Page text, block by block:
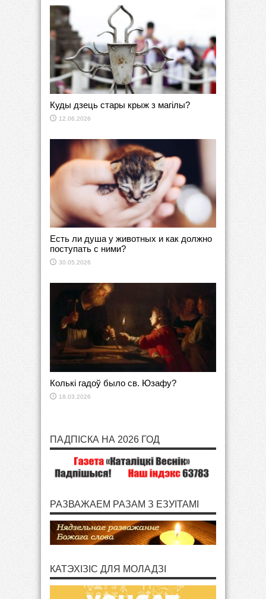
Куды дзець стары крыж з магілы?
12.06.2026
Есть ли душа у животных и как должно
поступать с ними?
30.05.2026
Колькі гадоў было св. Юзафу?
18.03.2026
ПАДПІСКА НА 2026 ГОД
РАЗВАЖАЕМ РАЗАМ З ЕЗУІТАМІ
КАТЭХІЗІС ДЛЯ МОЛАДЗІ